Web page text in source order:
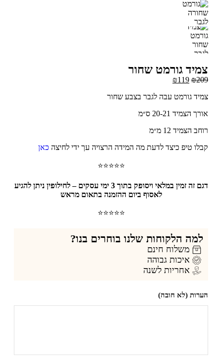
גורמט שחור
₪119
גורמט עבה לגבר בצבע שחור
הצמיד 20-21 ס״מ
הצמיד 12 מ״מ
טיפ כיצד לדעת מה המידה הרצויה עך ידי לחיצהכאן
⭐⭐⭐⭐⭐
דגם זה זמין במלאי ויסופק בתוך 3 ימי עסקים – לחילופין ניתן להגיע
לאסוף ביום ההזמנה בתאום מראש
⭐⭐⭐⭐⭐
למה הלקוחות שלנו בוחרים בנו?
משלוח חינם
איכות גבוהה
אחריות לשנה
(לא חובה)